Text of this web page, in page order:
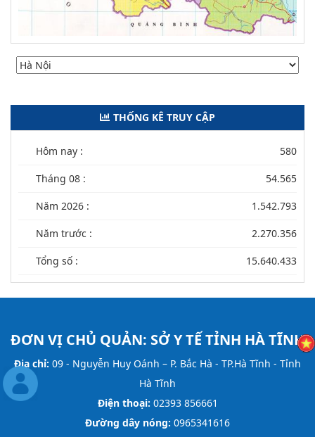
THỐNG KÊ TRUY CẬP
Hôm nay : 580
Tháng 08 : 54.565
Năm 2026 : 1.542.793
Năm trước : 2.270.356
Tổng số : 15.640.433
ĐƠN VỊ CHỦ QUẢN: SỞ Y TẾ TỈNH HÀ TĨNH
Địa chỉ: 09 - Nguyễn Huy Oánh – P. Bắc Hà - TP.Hà Tĩnh - Tỉnh
Hà Tĩnh
Điện thoại: 02393 856661
Đường dây nóng: 0965341616